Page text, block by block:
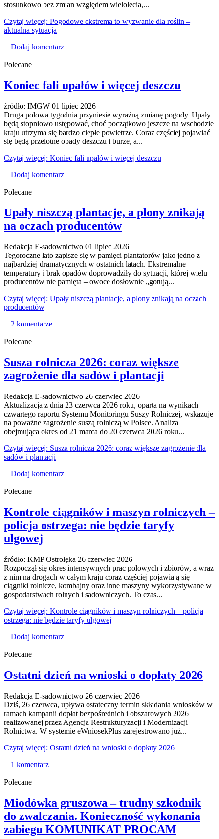
stosunkowo bez zmian względem wielolecia,...
Czytaj więcej: Pogodowe ekstrema to wyzwanie dla roślin –
aktualna sytuacja
Dodaj komentarz
Polecane
Koniec fali upałów i więcej deszczu
źródło: IMGW 01 lipiec 2026
Druga połowa tygodnia przyniesie wyraźną zmianę pogody. Upały
będą stopniowo ustępować, choć początkowo jeszcze na wschodzie
kraju utrzyma się bardzo ciepłe powietrze. Coraz częściej pojawiać
się będą przelotne opady deszczu i burze, a...
Czytaj więcej: Koniec fali upałów i więcej deszczu
Dodaj komentarz
Polecane
Upały niszczą plantacje, a plony znikają
na oczach producentów
Redakcja E-sadownictwo 01 lipiec 2026
Tegoroczne lato zapisze się w pamięci plantatorów jako jedno z
najbardziej dramatycznych w ostatnich latach. Ekstremalne
temperatury i brak opadów doprowadziły do sytuacji, której wielu
producentów nie pamięta – owoce dosłownie „gotują...
Czytaj więcej: Upały niszczą plantacje, a plony znikają na oczach
producentów
2 komentarze
Polecane
Susza rolnicza 2026: coraz większe
zagrożenie dla sadów i plantacji
Redakcja E-sadownictwo 26 czerwiec 2026
Aktualizacja z dnia 23 czerwca 2026 roku, oparta na wynikach
czwartego raportu Systemu Monitoringu Suszy Rolniczej, wskazuje
na poważne zagrożenie suszą rolniczą w Polsce. Analiza
obejmująca okres od 21 marca do 20 czerwca 2026 roku...
Czytaj więcej: Susza rolnicza 2026: coraz większe zagrożenie dla
sadów i plantacji
Dodaj komentarz
Polecane
Kontrole ciągników i maszyn rolniczych –
policja ostrzega: nie będzie taryfy
ulgowej
źródło: KMP Ostrołęka 26 czerwiec 2026
Rozpoczął się okres intensywnych prac polowych i zbiorów, a wraz
z nim na drogach w całym kraju coraz częściej pojawiają się
ciągniki rolnicze, kombajny oraz inne maszyny wykorzystywane w
gospodarstwach rolnych i sadowniczych. To czas...
Czytaj więcej: Kontrole ciągników i maszyn rolniczych – policja
ostrzega: nie będzie taryfy ulgowej
Dodaj komentarz
Polecane
Ostatni dzień na wnioski o dopłaty 2026
Redakcja E-sadownictwo 26 czerwiec 2026
Dziś, 26 czerwca, upływa ostateczny termin składania wniosków w
ramach kampanii dopłat bezpośrednich i obszarowych 2026
realizowanej przez Agencja Restrukturyzacji i Modernizacji
Rolnictwa. W systemie eWniosekPlus zarejestrowano już...
Czytaj więcej: Ostatni dzień na wnioski o dopłaty 2026
1 komentarz
Polecane
Miodówka gruszowa – trudny szkodnik
do zwalczania. Konieczność wykonania
zabiegu KOMUNIKAT PROCAM